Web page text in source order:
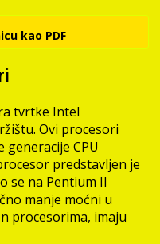
kao PDF
tvrtke Intel
Ovi procesori
generacije CPU
predstavljen je
se na Pentium II
manje moćni u
procesorima, imaju